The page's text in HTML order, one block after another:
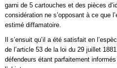
garni de 5 cartouches et des pièces
considération ne s’opposant à ce que
estimé diffamatoire.
Il s’ensuit qu’il a été satisfait en
de l’article 53 de la loi du 29 juillet
défendeurs étant parfaitement